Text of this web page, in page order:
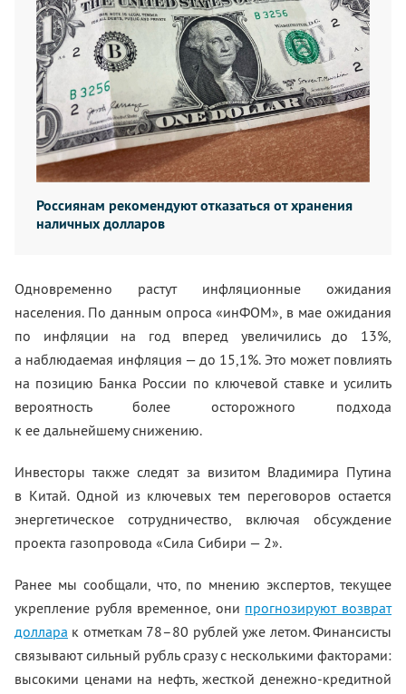
Россиянам рекомендуют отказаться от хранения
наличных долларов
Одновременно растут инфляционные ожидания
населения. По данным опроса «инФОМ», в мае ожидания
по инфляции на год вперед увеличились до 13%,
а наблюдаемая инфляция — до 15,1%. Это может повлиять
на позицию Банка России по ключевой ставке и усилить
вероятность более осторожного подхода
к ее дальнейшему снижению.
Инвесторы также следят за визитом Владимира Путина
в Китай. Одной из ключевых тем переговоров остается
энергетическое сотрудничество, включая обсуждение
проекта газопровода «Сила Сибири — 2».
Ранее мы сообщали, что, по мнению экспертов, текущее
укрепление рубля временное, они прогнозируют возврат
доллара к отметкам 78–80 рублей уже летом. Финансисты
связывают сильный рубль сразу с несколькими факторами:
высокими ценами на нефть, жесткой денежно-кредитной